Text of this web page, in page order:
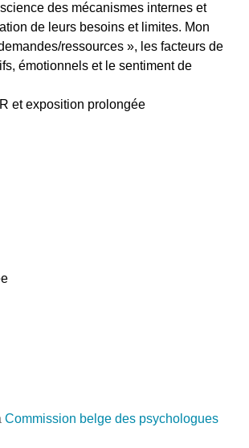
des mécanismes internes et
de leurs besoins et limites. Mon
ressources », les facteurs de
émotionnels et le sentiment de
et exposition prolongée
Commission belge des psychologues